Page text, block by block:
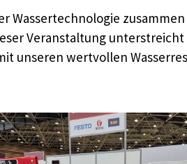
Wassertechnologie
Veranstaltung
unseren wertvollen